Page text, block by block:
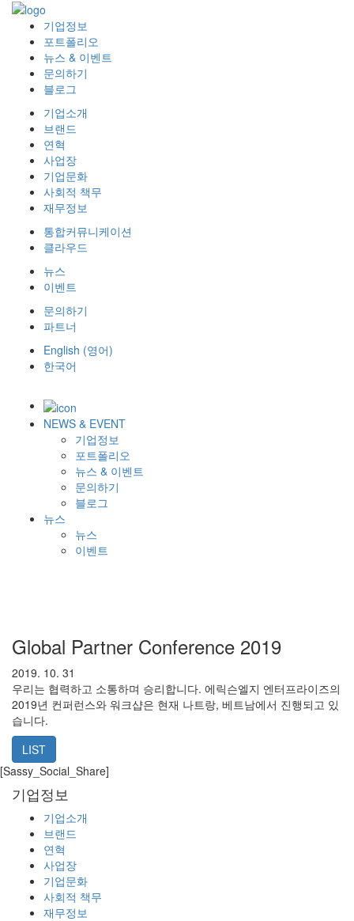
기업정보
포트폴리오
뉴스 & 이벤트
문의하기
블로그
기업소개
브랜드
연혁
사업장
기업문화
사회적 책무
재무정보
통합커뮤니케이션
클라우드
뉴스
이벤트
문의하기
파트너
English (영어)
한국어
NEWS & EVENT
기업정보
포트폴리오
뉴스 & 이벤트
문의하기
블로그
뉴스
뉴스
이벤트
Global Partner Conference 2019
2019. 10. 31
우리는 협력하고 소통하며 승리합니다. 에릭슨엘지 엔터프라이즈의
2019년 컨퍼런스와 워크샵은 현재 나트랑, 베트남에서 진행되고 있
습니다.
LIST
[Sassy_Social_Share]
기업정보
기업소개
브랜드
연혁
사업장
기업문화
사회적 책무
재무정보